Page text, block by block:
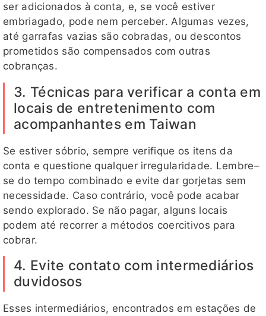
ser adicionados à conta, e, se você estiver
embriagado, pode nem perceber. Algumas vezes,
até garrafas vazias são cobradas, ou descontos
prometidos são compensados com outras
cobranças.
3. Técnicas para verificar a conta em
locais de entretenimento com
acompanhantes em Taiwan
Se estiver sóbrio, sempre verifique os itens da
conta e questione qualquer irregularidade. Lembre–
se do tempo combinado e evite dar gorjetas sem
necessidade. Caso contrário, você pode acabar
sendo explorado. Se não pagar, alguns locais
podem até recorrer a métodos coercitivos para
cobrar.
4. Evite contato com intermediários
duvidosos
Esses intermediários, encontrados em estações de